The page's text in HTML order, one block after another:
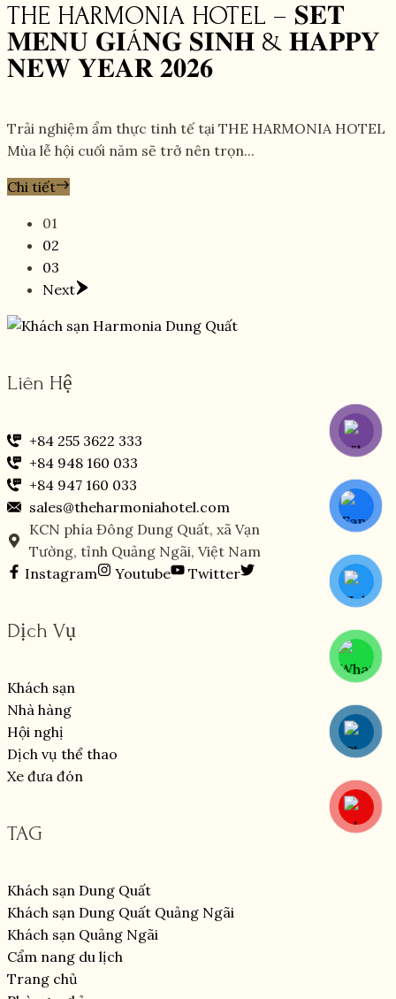
THE HARMONIA HOTEL – 𝐒𝐄𝐓
𝐌𝐄𝐍𝐔 𝐆𝐈Á𝐍𝐆 𝐒𝐈𝐍𝐇 & 𝐇𝐀𝐏𝐏𝐘
𝐍𝐄𝐖 𝐘𝐄𝐀𝐑 𝟐𝟎𝟐𝟔
Trải nghiệm ẩm thực tinh tế tại THE HARMONIA HOTEL
Mùa lễ hội cuối năm sẽ trở nên trọn...
Chi tiết
01
02
03
Next
Liên Hệ
+84 255 3622 333
+84 948 160 033
+84 947 160 033
sales@theharmoniahotel.com
KCN phía Đông Dung Quất, xã Vạn
Tường, tỉnh Quảng Ngãi, Việt Nam
Instagram
Youtube Twitter
Dịch Vụ
Khách sạn
Nhà hàng
Hội nghị
Dịch vụ thể thao
Xe đưa đón
TAG
Khách sạn Dung Quất
Khách sạn Dung Quất Quảng Ngãi
Khách sạn Quảng Ngãi
Cẩm nang du lịch
Trang chủ